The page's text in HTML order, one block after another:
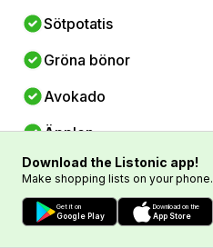
Sötpotatis
Gröna bönor
Avokado
Äpplen
Bananer
Blåbär
Download the Listonic app!
Make shopping lists on your phone.
Get it on
Google Play
Download on the
App Store